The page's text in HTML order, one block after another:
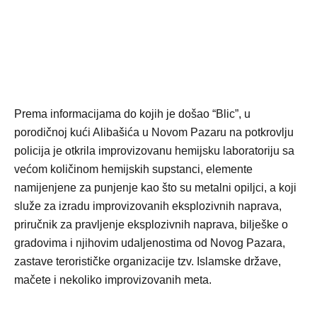
Prema informacijama do kojih je došao “Blic”, u
porodičnoj kući Alibašića u Novom Pazaru na potkrovlju
policija je otkrila improvizovanu hemijsku laboratoriju sa
većom količinom hemijskih supstanci, elemente
namijenjene za punjenje kao što su metalni opiljci, a koji
služe za izradu improvizovanih eksplozivnih naprava,
priručnik za pravljenje eksplozivnih naprava, bilješke o
gradovima i njihovim udaljenostima od Novog Pazara,
zastave terorističke organizacije tzv. Islamske države,
mačete i nekoliko improvizovanih meta.